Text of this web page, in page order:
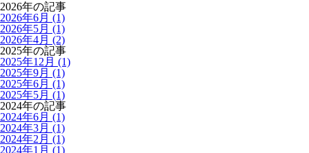
2026年の記事
2026年6月 (1)
2026年5月 (1)
2026年4月 (2)
2025年の記事
2025年12月 (1)
2025年9月 (1)
2025年6月 (1)
2025年5月 (1)
2024年の記事
2024年6月 (1)
2024年3月 (1)
2024年2月 (1)
2024年1月 (1)